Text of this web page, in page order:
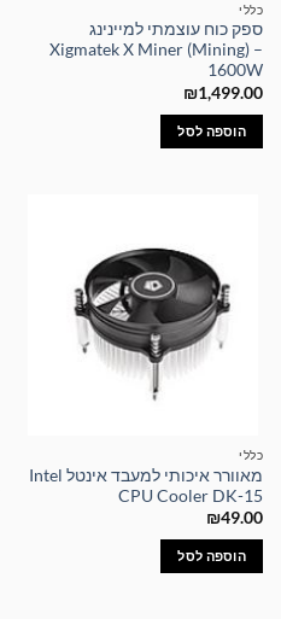
כללי
ספק כוח עוצמתי למיינינג
Xigmatek X Miner (Mining) –
1600W
₪1,499.00
הוספה לסל
כללי
מאוורר איכותי למעבד אינטל Intel
CPU Cooler DK-15
₪49.00
הוספה לסל